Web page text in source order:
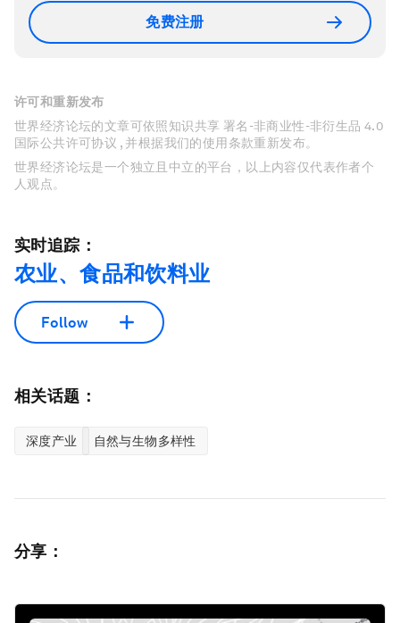
免费注册
许可和重新发布
世界经济论坛的文章可依照知识共享 署名-非商业性-非衍生品 4.0
国际公共许可协议 , 并根据我们的使用条款重新发布。
世界经济论坛是一个独立且中立的平台，以上内容仅代表作者个
人观点。
实时追踪：
农业、食品和饮料业
Follow
相关话题：
深度产业 自然与生物多样性
分享：